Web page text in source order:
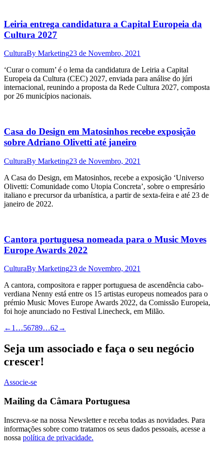
Leiria entrega candidatura a Capital Europeia da
Cultura 2027
CulturaBy Marketing23 de Novembro, 2021
‘Curar o comum’ é o lema da candidatura de Leiria a Capital
Europeia da Cultura (CEC) 2027, enviada para análise do júri
internacional, reunindo a proposta da Rede Cultura 2027, composta
por 26 municípios nacionais.
Casa do Design em Matosinhos recebe exposição
sobre Adriano Olivetti até janeiro
CulturaBy Marketing23 de Novembro, 2021
A Casa do Design, em Matosinhos, recebe a exposição ‘Universo
Olivetti: Comunidade como Utopia Concreta’, sobre o empresário
italiano e precursor da urbanística, a partir de sexta-feira e até 23 de
janeiro de 2022.
Cantora portuguesa nomeada para o Music Moves
Europe Awards 2022
CulturaBy Marketing23 de Novembro, 2021
A cantora, compositora e rapper portuguesa de ascendência cabo-
verdiana Nenny está entre os 15 artistas europeus nomeados para o
prémio Music Moves Europe Awards 2022, da Comissão Europeia,
foi hoje anunciado no Festival Linecheck, em Milão.
← 1 …56789…62 →
Seja um associado e faça o seu negócio
crescer!
Associe-se
Mailing da Câmara Portuguesa
Inscreva-se na nossa Newsletter e receba todas as novidades. Para
informações sobre como tratamos os seus dados pessoais, acesse a
nossa política de privacidade.